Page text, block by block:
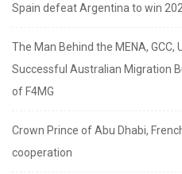
Spain defeat Argentina to win
The Man Behind the MENA, GCC,
Successful Australian Migration
of F4MG
Crown Prince of Abu Dhabi,
cooperation